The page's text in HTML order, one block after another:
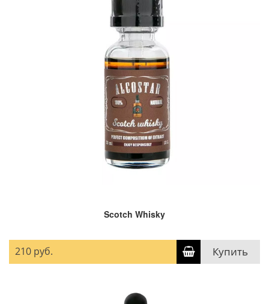
Scotch Whisky
210 руб. Купить